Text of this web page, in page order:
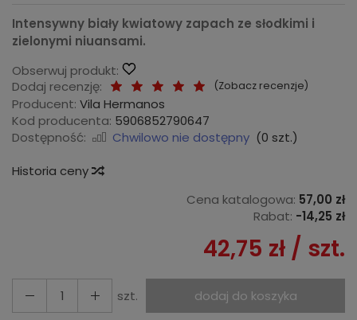
Intensywny biały kwiatowy zapach ze słodkimi i
zielonymi niuansami.
Obserwuj produkt:
Dodaj recenzję:
(Zobacz recenzje)
Producent: Vila Hermanos
Kod producenta: 5906852790647
Dostępność:
Chwilowo nie dostępny (0 szt.)
Historia ceny
Cena katalogowa: 57,00 zł
Rabat: -14,25 zł
42,75 zł / szt.
szt.
dodaj do koszyka